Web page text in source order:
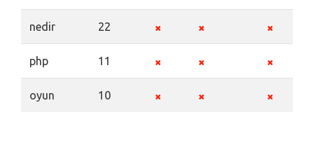
nedir 22
php 11
oyun 10